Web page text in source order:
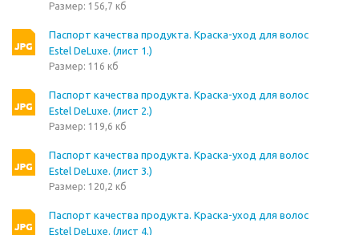
Размер: 156,7 кб
Паспорт качества продукта. Краска-уход для волос
Estel DeLuxe. (лист 1.)
Размер: 116 кб
Паспорт качества продукта. Краска-уход для волос
Estel DeLuxe. (лист 2.)
Размер: 119,6 кб
Паспорт качества продукта. Краска-уход для волос
Estel DeLuxe. (лист 3.)
Размер: 120,2 кб
Паспорт качества продукта. Краска-уход для волос
Estel DeLuxe. (лист 4.)